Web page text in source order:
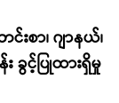
းစာ၊ ဂျာနယ်၊
ခွင့်ပြုထားရှိမှု